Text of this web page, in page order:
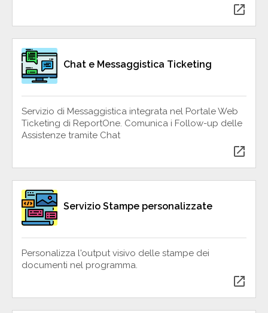
open_in_new
Chat e Messaggistica Ticketing
Servizio di Messaggistica integrata nel Portale Web
Ticketing di ReportOne. Comunica i Follow-up delle
Assistenze tramite Chat
open_in_new
Servizio Stampe personalizzate
Personalizza l'output visivo delle stampe dei
documenti nel programma.
open_in_new